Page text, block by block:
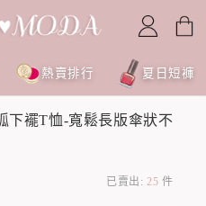
熱賣排行 夏日短褲
下襬T恤-寬鬆長版傘狀不
已賣出: 25 件